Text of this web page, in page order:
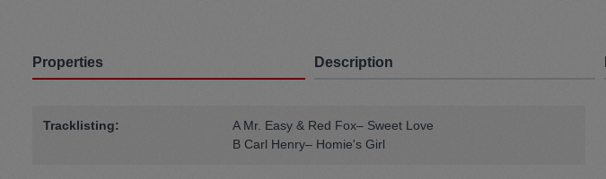
Properties Description
Tracklisting:
A Mr. Easy & Red Fox– Sweet Love
B Carl Henry– Homie's Girl